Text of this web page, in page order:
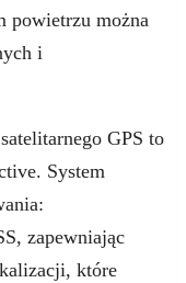
powietrzu można
i
GPS to
System
zapewniając
które